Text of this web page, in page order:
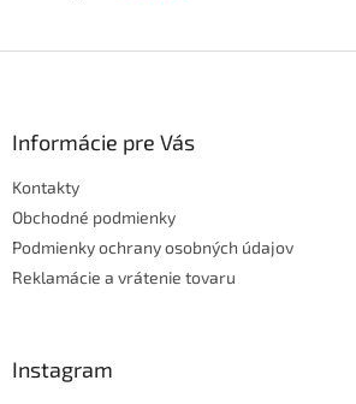
Informácie pre Vás
Kontakty
Obchodné podmienky
Podmienky ochrany osobných údajov
Reklamácie a vrátenie tovaru
Instagram